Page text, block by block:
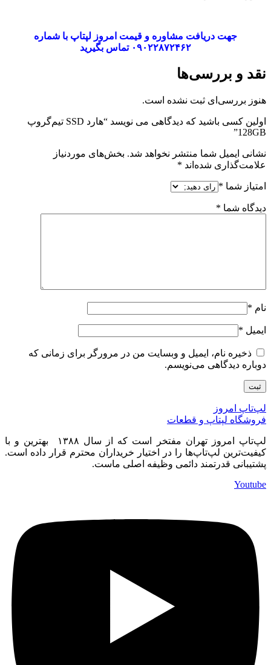
جهت دریافت مشاوره و قیمت امروز لپتاپ با شماره
۰۹۰۲۲۸۷۲۴۶۲ تماس بگیرید
نقد و بررسی‌ها
هنوز بررسی‌ای ثبت نشده است.
اولین کسی باشید که دیدگاهی می نویسد “هارد SSD تیم‌گروپ
128GB”
نشانی ایمیل شما منتشر نخواهد شد. بخش‌های موردنیاز
علامت‌گذاری شده‌اند *
امتیاز شما *
دیدگاه شما *
نام *
ایمیل *
ذخیره نام، ایمیل و وبسایت من در مرورگر برای زمانی که
دوباره دیدگاهی می‌نویسم.
لپ‌تاپ امروز
فروشگاه لپتاپ و قطعات
لپ‌تاپ امروز تهران مفتخر است که از سال ۱۳۸۸ بهترین و با
کیفیت‌ترین لپ‌تاپ‌ها را در اختیار خریداران محترم قرار داده است.
پشتیبانی قدرتمند دائمی وظیفه اصلی ماست.
Youtube